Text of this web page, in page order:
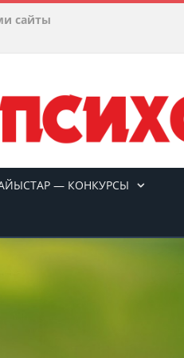
сайты
— КОНКУРСЫ